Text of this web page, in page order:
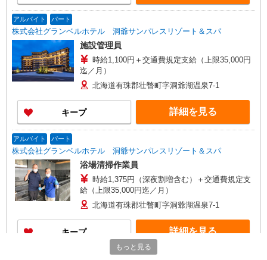
アルバイト パート
株式会社グランベルホテル 洞爺サンパレスリゾート＆スパ
施設管理員
時給1,100円＋交通費規定支給（上限35,000円
迄／月）
北海道有珠郡壮瞥町字洞爺湖温泉7-1
キープ 詳細を見る
アルバイト パート
株式会社グランベルホテル 洞爺サンパレスリゾート＆スパ
浴場清掃作業員
時給1,375円（深夜割増含む）＋交通費規定支
給（上限35,000円迄／月）
北海道有珠郡壮瞥町字洞爺湖温泉7-1
キープ 詳細を見る
もっと見る